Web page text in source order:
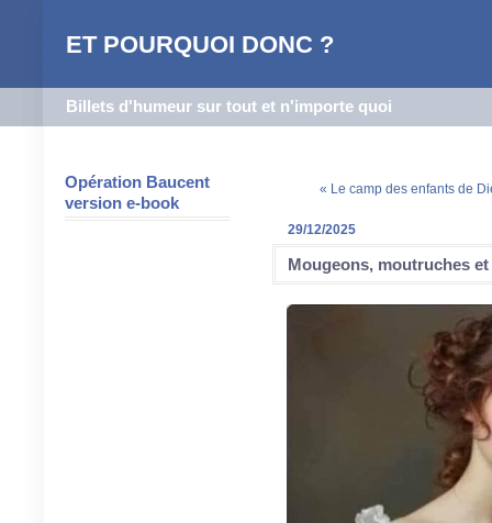
ET POURQUOI DONC ?
Billets d'humeur sur tout et n'importe quoi
Opération Baucent
version e-book
« Le camp des enfants de
29/12/2025
Mougeons, moutruches